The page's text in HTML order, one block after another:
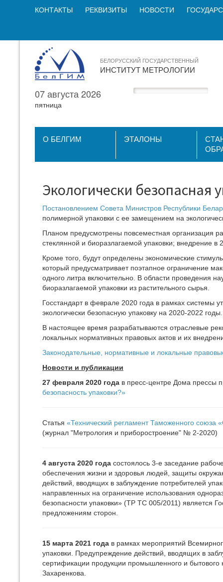
КОНТАКТЫ РЕКВИЗИТЫ НОВОСТИ
БЕЛОРУССКИЙ ГОСУДАРСТВЕННЫЙ
ИНСТИТУТ МЕТРОЛОГИИ
07 августа 2026
пятница
О БЕЛГИМ ЭТАЛОНЫ
Экологически безопасная
Постановлением Совета Министров Республики
полимерной упаковки с ее замещением на
Планом предусмотрены повсеместная организация
стеклянной и биоразлагаемой упаковки; внедрение
Кроме того, будут определены экономические
который предусматривает поэтапное ограничение
одного литра включительно. В области проведения
биоразлагаемой упаковки из растительного сырья.
Госстандарт в феврале 2020 года в рамках системы
экологически безопасную упаковку на 2020-2022 годы.
В настоящее время разрабатываются отраслевые
локальных нормативных правовых актов и их
Законодательные, нормативные и локальные
Новости и публикации
27 февраля 2020 года в пресс-центре Дома прессы
безопасность упаковки?»
Статья «Технический регламент Таможенного союза
(журнал "Метрология и приборостроение" № 2-2020)
4 августа 2020 года состоялось 3-е заседание
обеспечения жизни и здоровья людей, защиты
действий, вводящих в заблуждение потребителей
направленных на ограничение использования
безопасности упаковки» (ТР ТС 005/2011) является
предложениям сторон.
15 марта 2021 года в рамках мероприятий
упаковки. Предупреждение действий, вводящих в
сертификации продукции промышленного и бытового
Захаренкова.